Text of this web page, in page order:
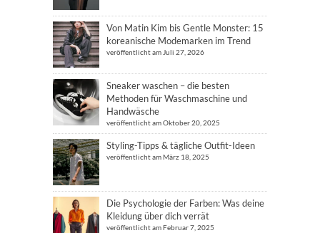
Von Matin Kim bis Gentle Monster: 15
koreanische Modemarken im Trend
veröffentlicht am Juli 27, 2026
Sneaker waschen – die besten
Methoden für Waschmaschine und
Handwäsche
veröffentlicht am Oktober 20, 2025
Styling-Tipps & tägliche Outfit-Ideen
veröffentlicht am März 18, 2025
Die Psychologie der Farben: Was deine
Kleidung über dich verrät
veröffentlicht am Februar 7, 2025